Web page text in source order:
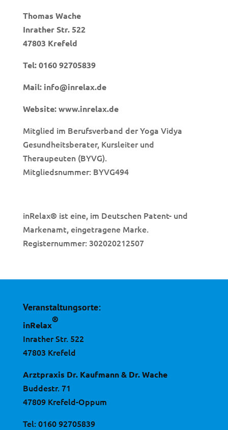
Thomas Wache
Inrather Str. 522
47803 Krefeld
Tel:0160 92705839
Mail: info@inrelax.de
Website:www.inrelax.de
Mitglied im Berufsverband der Yoga Vidya
Gesundheitsberater, Kursleiter und
Theraupeuten (BYVG).
Mitgliedsnummer: BYVG494
inRelax® ist eine, im Deutschen Patent- und
Markenamt, eingetragene Marke.
Registernummer: 302020212507
Veranstaltungsorte:
inRelax
®
Inrather Str. 522
47803 Krefeld
Arztpraxis Dr. Kaufmann & Dr. Wache
Buddestr. 71
47809 Krefeld-Oppum
Tel:0160 92705839